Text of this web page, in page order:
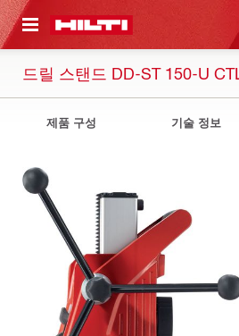
으로 건너뛰기
드릴 스탠드 DD-ST 150-U CTL
제품 구성 기술 정보